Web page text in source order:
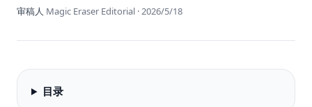
审稿人 Magic Eraser Editorial ·2026/5/18
目录